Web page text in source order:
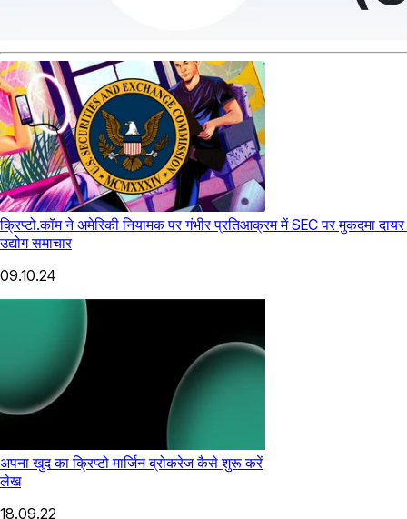
क्रिप्टो.कॉम ने अमेरिकी नियामक पर गंभीर प्रतिआक्रम में SEC पर मुकदमा दायर
उद्योग समाचार
09.10.24
अपना खुद का क्रिप्टो मार्जिन ब्रोकरेज कैसे शुरू करें
लेख
18.09.22